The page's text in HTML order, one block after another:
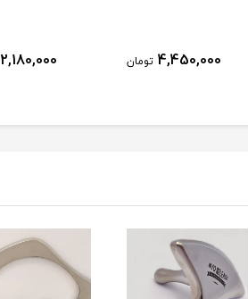
4,450,000 تومان 2,180,000